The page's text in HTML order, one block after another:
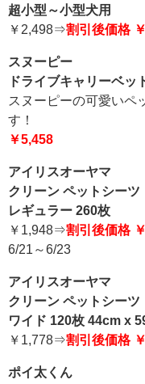
超小型～小型犬用
￥2,498⇒割引後価格
スヌーピー
ドライブキャリーベッ
スヌーピーの可愛いペ
す！
￥5,458
アイリスオーヤマ
クリーン ペットシーツ
レギュラー 260枚
￥1,948⇒割引後価格
6/21～6/23
アイリスオーヤマ
クリーン ペットシーツ
ワイド 120枚 44cm x
￥1,778⇒割引後価格
ポイ太くん